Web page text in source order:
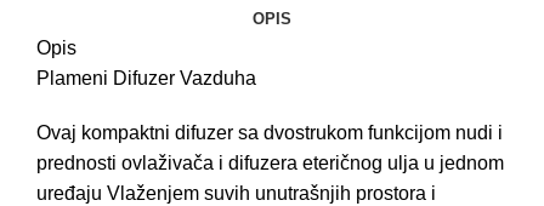
OPIS
Opis
Plameni Difuzer Vazduha
Ovaj kompaktni difuzer sa dvostrukom funkcijom nudi i
prednosti ovlaživača i difuzera eteričnog ulja u jednom
uređaju Vlaženjem suvih unutrašnjih prostora i